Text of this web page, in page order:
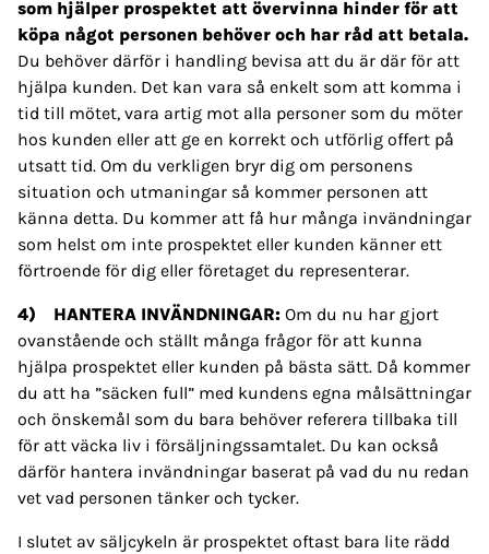
som hjälper prospektet att övervinna hinder för att
köpa något personen behöver och har råd att betala.
Du behöver därför i handling bevisa att du är där för att
hjälpa kunden. Det kan vara så enkelt som att komma i
tid till mötet, vara artig mot alla personer som du möter
hos kunden eller att ge en korrekt och utförlig offert på
utsatt tid. Om du verkligen bryr dig om personens
situation och utmaningar så kommer personen att
känna detta. Du kommer att få hur många invändningar
som helst om inte prospektet eller kunden känner ett
förtroende för dig eller företaget du representerar.
4) HANTERA INVÄNDNINGAR: Om du nu har gjort
ovanstående och ställt många frågor för att kunna
hjälpa prospektet eller kunden på bästa sätt. Då kommer
du att ha ”säcken full” med kundens egna målsättningar
och önskemål som du bara behöver referera tillbaka till
för att väcka liv i försäljningssamtalet. Du kan också
därför hantera invändningar baserat på vad du nu redan
vet vad personen tänker och tycker.
I slutet av säljcykeln är prospektet oftast bara lite rädd